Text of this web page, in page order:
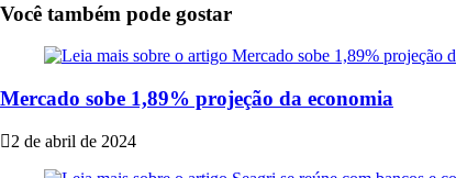
Você também pode gostar
Mercado sobe 1,89% projeção da economia
2 de abril de 2024